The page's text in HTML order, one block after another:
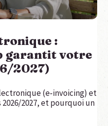
:
garantit votre
2027)
(e‑invoicing) et
2027, et pourquoi un